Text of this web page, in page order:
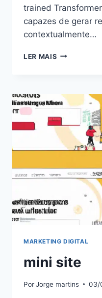
trained
capazes de gerar
contextualmente…
LER MAIS
CHATS
GPT
PARA
BLOGS:
AUMENTE
EM
2024!
MARKETING DIGITAL
mini site
PorJorge martins 03/